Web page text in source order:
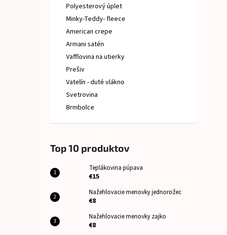
Polyesterový úplet
Minky-Teddy- fleece
American crepe
Armani satén
Vafflovina na utierky
Prešiv
Vatelín - duté vlákno
Svetrovina
Brmbolce
Top 10 produktov
Teplákovina púpava
€15
Nažehlovacie menovky jednorožec
€8
Nažehlovacie menovky zajko
€8